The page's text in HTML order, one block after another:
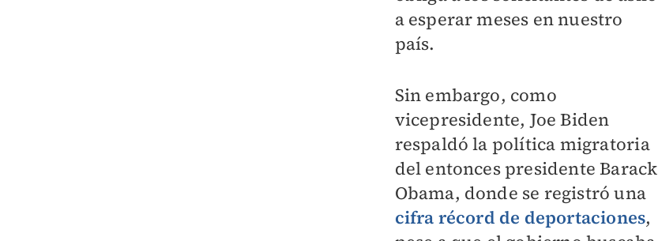
a esperar meses en nuestro
país.
Sin embargo, como
vicepresidente, Joe Biden
respaldó la política migratoria
del entonces presidente Barack
Obama, donde se registró una
cifra récord de deportaciones,